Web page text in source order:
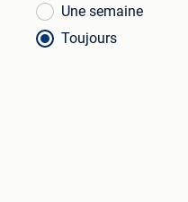
Une semaine
Toujours